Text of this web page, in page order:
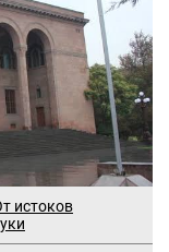
истоков